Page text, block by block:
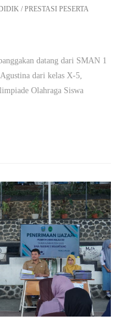
/ PRESTASI PESERTA
datang dari SMAN 1
dari kelas X-5,
Olahraga Siswa